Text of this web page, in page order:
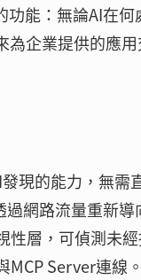
能：無論AI在何
企業提供的應
現的能力，無需
網路流量重新
層，可偵測未
Server連線